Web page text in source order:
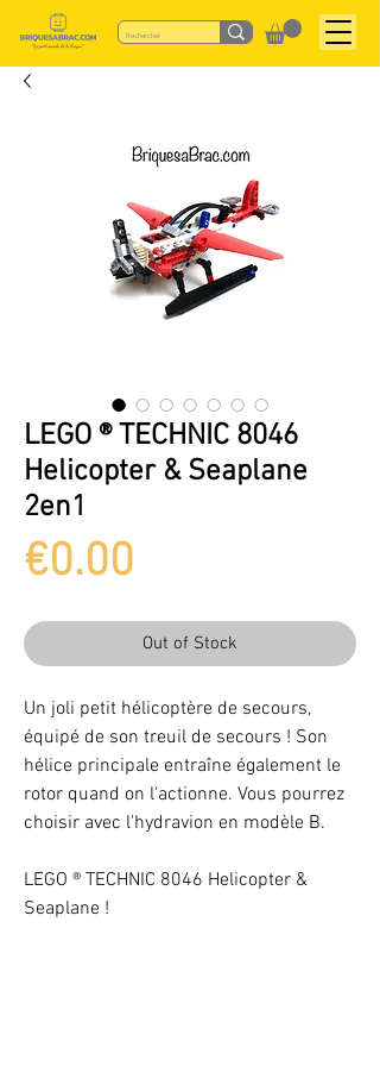
LEGO ® TECHNIC 8046
Helicopter & Seaplane
2en1
€0.00
Out of Stock
Un joli petit hélicoptère de secours,
équipé de son treuil de secours ! Son
hélice principale entraîne également le
rotor quand on l'actionne. Vous pourrez
choisir avec l'hydravion en modèle B.
LEGO ® TECHNIC 8046 Helicopter &
Seaplane !